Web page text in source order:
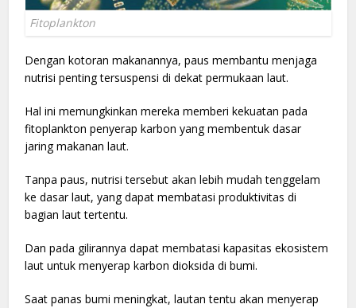
Fitoplankton
Dengan kotoran makanannya, paus membantu menjaga
nutrisi penting tersuspensi di dekat permukaan laut.
Hal ini memungkinkan mereka memberi kekuatan pada
fitoplankton penyerap karbon yang membentuk dasar
jaring makanan laut.
Tanpa paus, nutrisi tersebut akan lebih mudah tenggelam
ke dasar laut, yang dapat membatasi produktivitas di
bagian laut tertentu.
Dan pada gilirannya dapat membatasi kapasitas ekosistem
laut untuk menyerap karbon dioksida di bumi.
Saat panas bumi meningkat, lautan tentu akan menyerap